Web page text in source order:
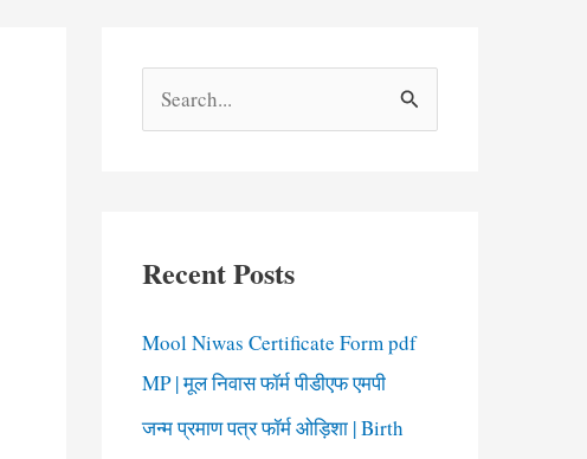
e
h
Recent Posts
Mool Niwas Certificate Form pdf
MP | मूल निवास फॉर्म पीडीएफ एमपी
जन्म प्रमाण पत्र फॉर्म ओड़िशा | Birth